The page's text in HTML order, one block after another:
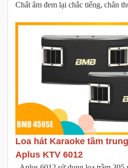
Chất âm đem lại chắc tiếng, chân
Loa hát Karaoke tầm
Aplus KTV 6012